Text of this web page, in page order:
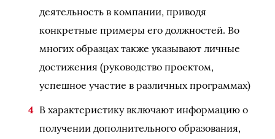
деятельность в компании, приводя
конкретные примеры его должностей. Во
многих образцах также указывают личные
достижения (руководство проектом,
успешное участие в различных программах)
В характеристику включают информацию о
получении дополнительного образования,